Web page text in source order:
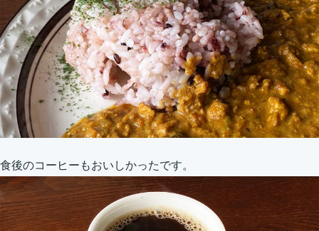
食後のコーヒーもおいしかったです。